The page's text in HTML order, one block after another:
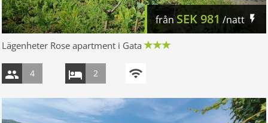
frånSEK981 /natt
Lägenheter Rose apartment i Gata
4 2